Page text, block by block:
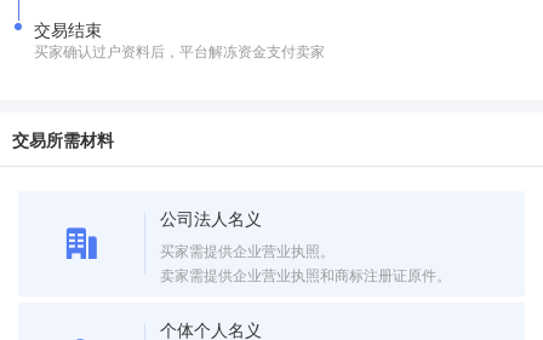
交易结束
买家确认过户资料后，平台解冻资金支付卖家
交易所需材料
公司法人名义
买家需提供企业营业执照。
卖家需提供企业营业执照和商标注册证原件。
个体个人名义